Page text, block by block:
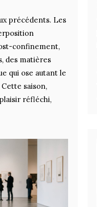
précédents. Les
confinement,
des matières
qui ose autant le
saison,
réfléchi,